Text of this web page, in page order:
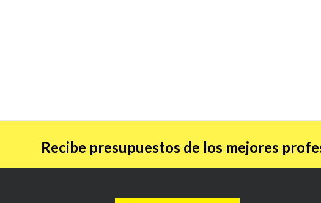
Recibe presupuestos de los mejores